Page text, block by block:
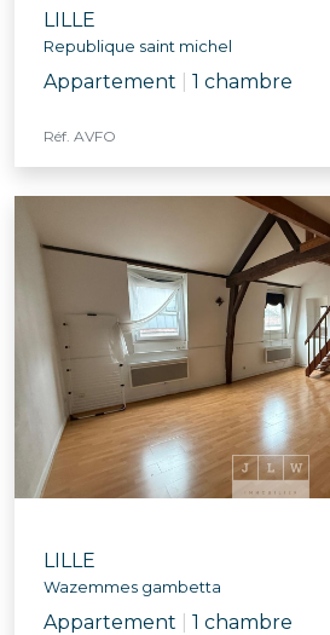
LILLE
Republique saint michel
Appartement 1 chambre
Réf. AVFO
LILLE
Wazemmes gambetta
Appartement 1 chambre